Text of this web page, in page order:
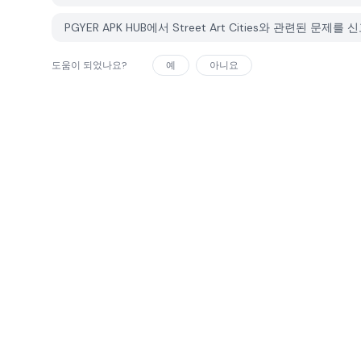
PGYER APK HUB에서 Street Art Cities와 관련된 문제를
도움이 되었나요? 예 아니요